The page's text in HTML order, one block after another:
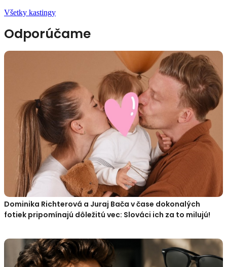
Všetky kastingy
Odporúčame
Dominika Richterová a Juraj Bača v čase dokonalých
fotiek pripomínajú dôležitú vec: Slováci ich za to milujú!